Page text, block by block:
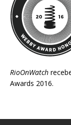
RioOnWatch
Awards 2016.